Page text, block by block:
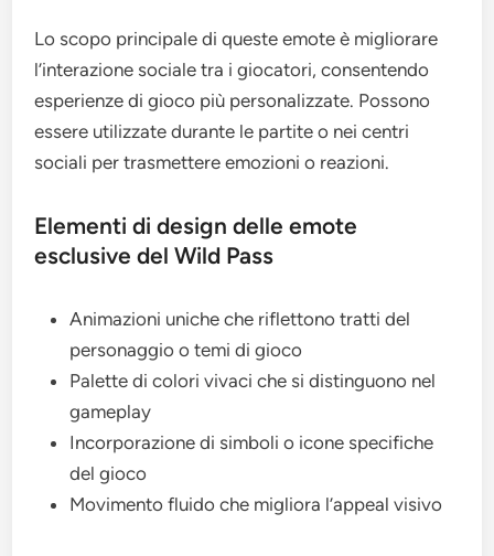
Lo scopo principale di queste emote è migliorare
l’interazione sociale tra i giocatori, consentendo
esperienze di gioco più personalizzate. Possono
essere utilizzate durante le partite o nei centri
sociali per trasmettere emozioni o reazioni.
Elementi di design delle emote
esclusive del Wild Pass
Animazioni uniche che riflettono tratti del
personaggio o temi di gioco
Palette di colori vivaci che si distinguono nel
gameplay
Incorporazione di simboli o icone specifiche
del gioco
Movimento fluido che migliora l’appeal visivo